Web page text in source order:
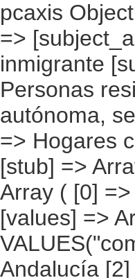
pcaxis Object ( [axis_version] => [creation_date] => 20080709 [note] => [subject_area] => Personas que viven en la vivienda con el inmigrante [subject_code] => 03 [matrix] => 03003 [title] => Personas residentes en viviendas con inmigrantes por comunidad autónoma, según origen de las personas [description] => [contents] => Hogares con inmigrantes [units] => personas en las viviendas [stub] => Array ( [0] => comunidades autónomas ) [heading] => Array ( [0] => origen de las personas en las viviendas ) [prestext] => [values] => Array ( [:www.ine.es tel: " "+34 91 5839100 "; VALUES("comunidades autónomas] => Array ( [0] => Total [1] => Andalucía [2] => Aragón [3] => Asturias (Principado de) [4] => Balears